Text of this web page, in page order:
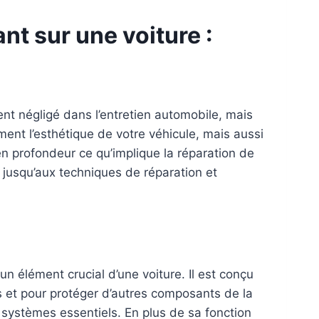
sur une voiture :
négligé dans l’entretien automobile, mais
l’esthétique de votre véhicule, mais aussi
profondeur ce qu’implique la réparation de
techniques de réparation et
élément crucial d’une voiture. Il est conçu
pour protéger d’autres composants de la
essentiels. En plus de sa fonction